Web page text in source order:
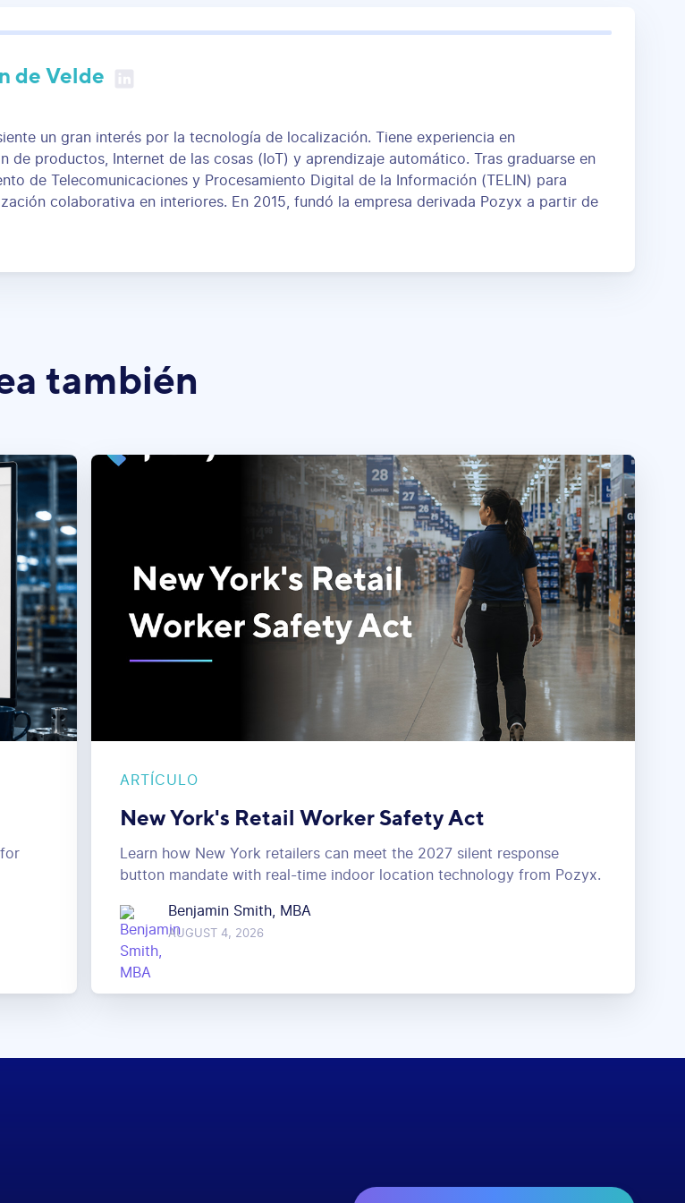
de Velde
un gran interés por la tecnología de localización. Tiene experiencia en
de productos, Internet de las cosas (IoT) y aprendizaje automático. Tras graduarse en
de Telecomunicaciones y Procesamiento Digital de la Información (TELIN) para
colaborativa en interiores. En 2015, fundó la empresa derivada Pozyx a partir de
también
ARTÍCULO
New York's Retail Worker Safety Act
Learn how New York retailers can meet the 2027 silent response
button mandate with real-time indoor location technology from Pozyx.
Benjamin Smith, MBA
AUGUST 4, 2026